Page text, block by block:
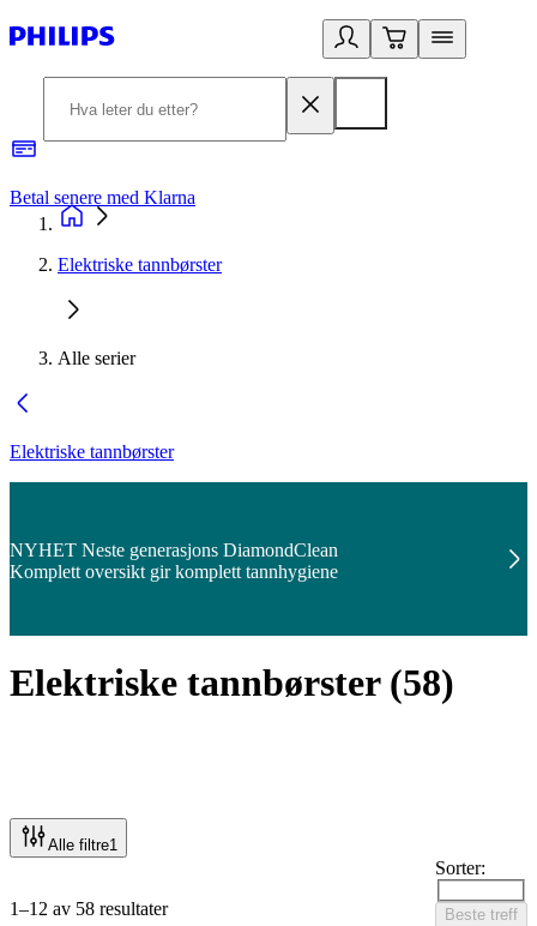
Betal senere med Klarna
Elektriske tannbørster
Alle serier
Elektriske tannbørster
NYHET Neste generasjons DiamondClean
Komplett oversikt gir komplett tannhygiene
Elektriske tannbørster(58)
Alle filtre1
1–12 av 58 resultater
Sorter:
Beste treff